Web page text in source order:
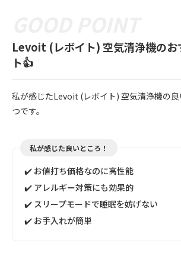
Levoit (レボイト) 空気清浄機のお
ト👍
私が感じたLevoit (レボイト) 空気清浄機の
つです。
私が感じた良いところ！
✔️ お値打ち価格なのに高性能
✔️ アレルギー対策にも効果的
✔️ スリープモードで睡眠を妨げない
✔️ お手入れが簡単